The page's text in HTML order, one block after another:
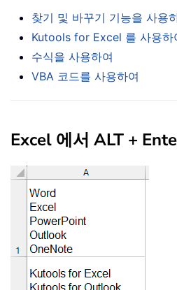
찾기 및 바꾸기 기능을 사용
Kutools for Excel 를 사용하
수식을 사용하여
VBA 코드를 사용하여
Excel 에서 ALT +